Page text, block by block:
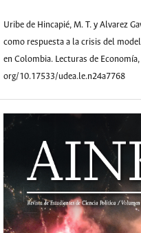
Uribe de Hincapié, M. T. y Alvarez
como respuesta a la crisis del
en Colombia. Lecturas de
org/10.17533/udea.le.n24a7768